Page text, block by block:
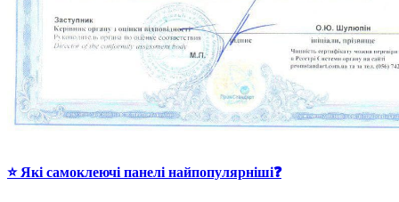
⭐ Які самоклеючі панелі найпопулярніші❓